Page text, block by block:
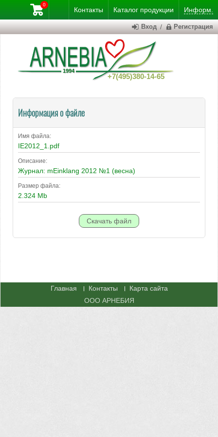
Контакты Каталог продукции Информ.
+7(495)380-14-65
0
Вход / Регистрация
Информация о файле
Имя файла:
IE2012_1.pdf
Описание:
Журнал: mEinklang 2012 №1 (весна)
Размер файла:
2.324 Mb
Главная Контакты
Карта сайта
ООО АРНЕБИЯ